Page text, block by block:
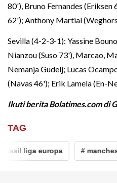
80'), Bruno Fernandes (Eriksen
62'); Anthony Martial
Sevilla (4-2-3-1): Yassine
Nianzou (Suso 73'), Marcao,
Nemanja Gudelj; Lucas
(Navas 46'); Erik Lamela (En-
Ikuti berita Bolatimes.com di
TAG
liga europa #